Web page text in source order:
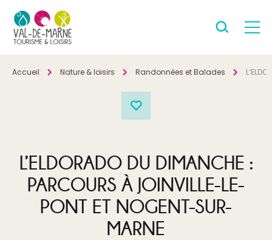
Accueil Nature & loisirs Randonnées et Balades
L’ELDORADO DU DIMANCHE :
PARCOURS À JOINVILLE-LE-
PONT ET NOGENT-SUR-
MARNE